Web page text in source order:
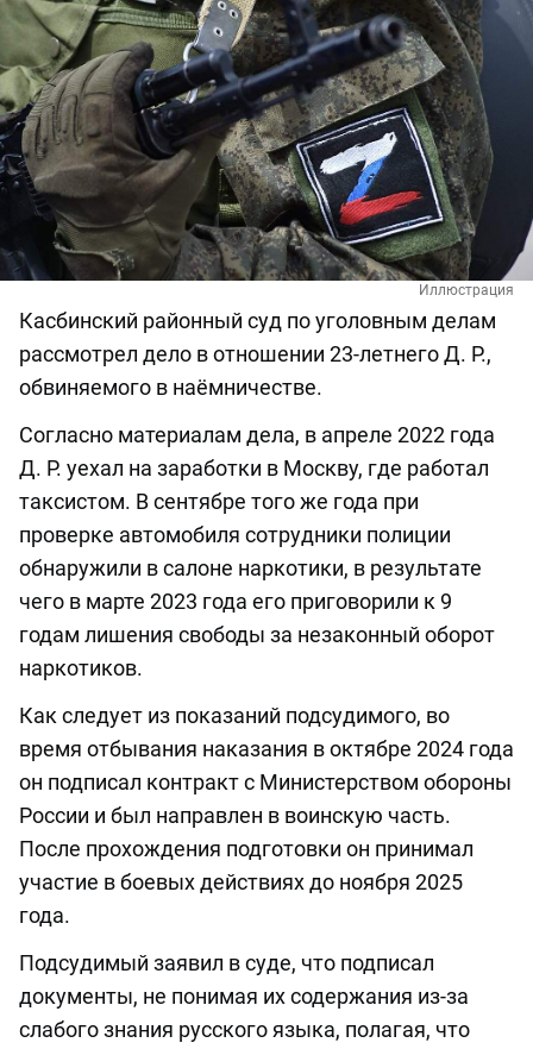
Иллюстрация
Касбинский районный суд по уголовным делам
рассмотрел дело в отношении 23-летнего Д. Р.,
обвиняемого в наёмничестве.
Согласно материалам дела, в апреле 2022 года
Д. Р. уехал на заработки в Москву, где работал
таксистом. В сентябре того же года при
проверке автомобиля сотрудники полиции
обнаружили в салоне наркотики, в результате
чего в марте 2023 года его приговорили к 9
годам лишения свободы за незаконный оборот
наркотиков.
Как следует из показаний подсудимого, во
время отбывания наказания в октябре 2024 года
он подписал контракт с Министерством обороны
России и был направлен в воинскую часть.
После прохождения подготовки он принимал
участие в боевых действиях до ноября 2025
года.
Подсудимый заявил в суде, что подписал
документы, не понимая их содержания из-за
слабого знания русского языка, полагая, что